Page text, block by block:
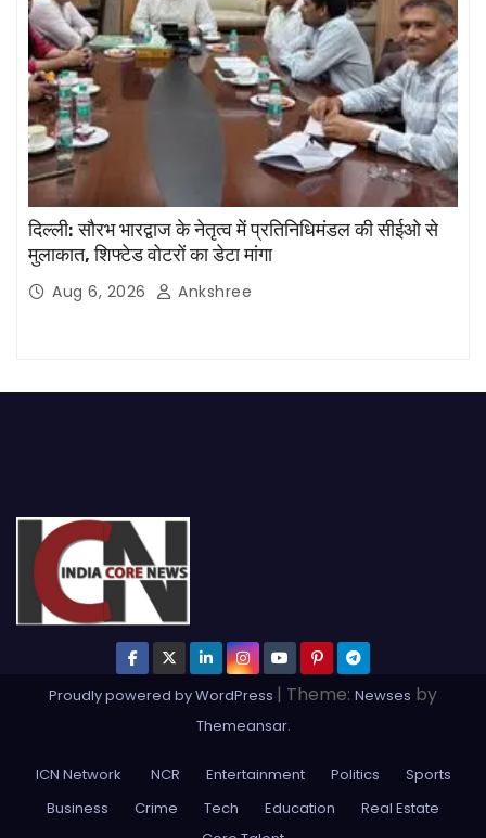
दिल्ली: सौरभ भारद्वाज के नेतृत्व में प्रतिनिधिमंडल की सीईओ से
मुलाकात, शिफ्टेड वोटरों का डेटा मांगा
Aug 6, 2026 Ankshree
Proudly powered by WordPress | Theme: Newses by
Themeansar.
ICN Network NCR Entertainment Politics
Sports
Business
Crime Tech Education
Real Estate